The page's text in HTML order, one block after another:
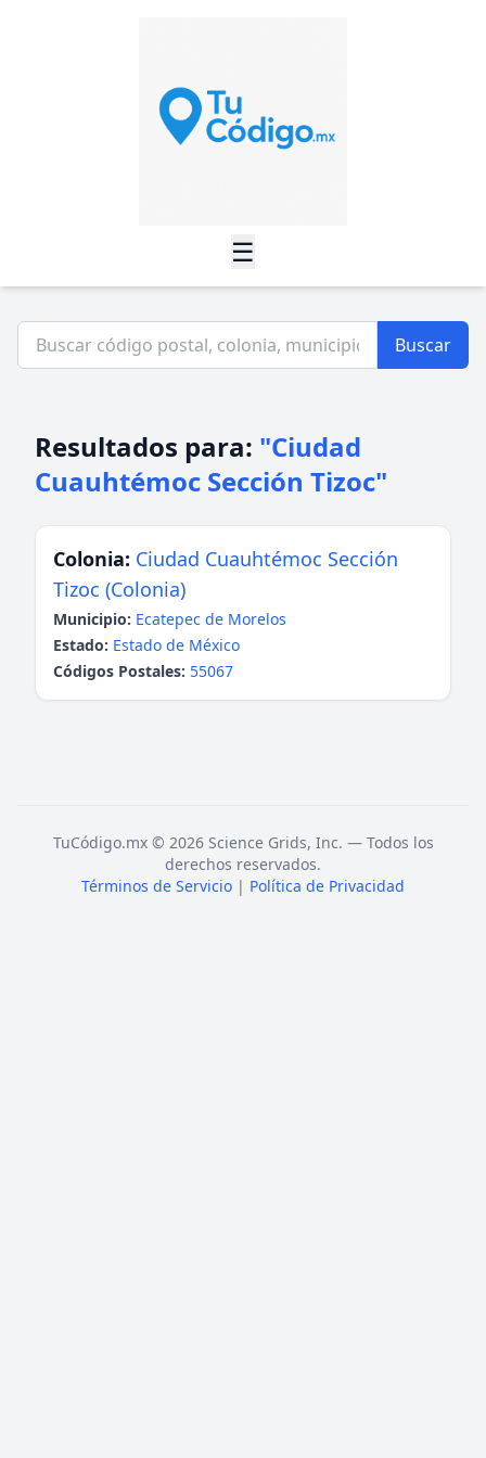
☰
Buscar
Resultados para: "Ciudad
Cuauhtémoc Sección Tizoc"
Colonia: Ciudad Cuauhtémoc Sección
Tizoc (Colonia)
Municipio: Ecatepec de Morelos
Estado: Estado de México
Códigos Postales: 55067
TuCódigo.mx © 2026 Science Grids, Inc. — Todos los
derechos reservados.
Términos de Servicio | Política de Privacidad